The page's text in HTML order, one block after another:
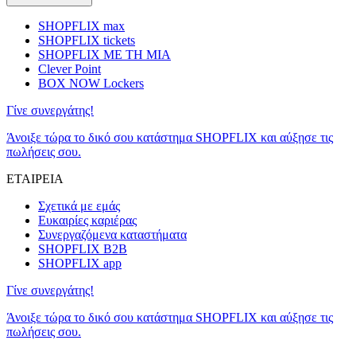
SHOPFLIX max
SHOPFLIX tickets
SHOPFLIX ΜΕ ΤΗ ΜΙΑ
Clever Point
BOX NOW Lockers
Γίνε συνεργάτης!
Άνοιξε τώρα το δικό σου κατάστημα SHOPFLIX και αύξησε τις
πωλήσεις σου.
ΕΤΑΙΡΕΙΑ
Σχετικά με εμάς
Ευκαιρίες καριέρας
Συνεργαζόμενα καταστήματα
SHOPFLIX B2B
SHOPFLIX app
Γίνε συνεργάτης!
Άνοιξε τώρα το δικό σου κατάστημα SHOPFLIX και αύξησε τις
πωλήσεις σου.